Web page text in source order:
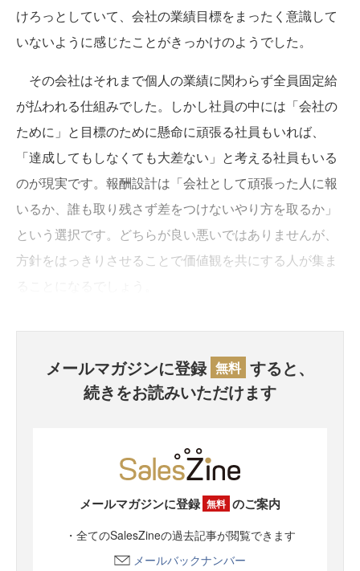
けろっとしていて、会社の業績目標をまったく意識して
いないように感じたことがきっかけのようでした。
その会社はそれまで個人の業績に関わらず全員固定給
が払われる仕組みでした。しかし社員の中には「会社の
ために」と目標のために懸命に頑張る社員もいれば、
「達成してもしなくても大差ない」と考える社員もいる
のが現実です。報酬設計は「会社として頑張った人に報
いるか、誰も取り残さず差をつけないやり方を取るか」
という選択です。どちらが良い悪いではありませんが、
方針をはっきりさせることで価値観を共にする人が集ま
メールマガジンに登録 無料 すると、
続きをお読みいただけます
メールマガジンに登録 無料 のご案内
・全てのSalesZineの過去記事が閲覧できます
メールバックナンバー